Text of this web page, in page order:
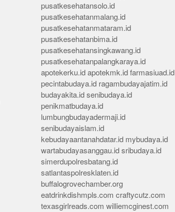
pusatkesehatansolo.id
pusatkesehatanmalang.id
pusatkesehatanmataram.id
pusatkesehatanbima.id
pusatkesehatansingkawang.id
pusatkesehatanpalangkaraya.id
apotekerku.id apotekmk.id farmasiuad.id
pecintabudaya.id ragambudayajatim.id
budayakita.id senibudaya.id
penikmatbudaya.id
lumbungbudayadermaji.id
senibudayaislam.id
kebudayaantanahdatar.id mybudaya.id
wartabudayasanggau.id sribudaya.id
simerdupolresbatang.id
satlantaspolresklaten.id
buffalogrovechamber.org
eatdrinkdishmpls.com craftycutz.com
texasgirlreads.com williemcginest.com